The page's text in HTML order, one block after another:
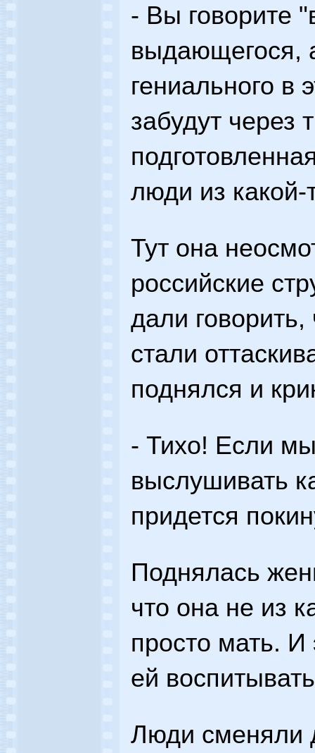
- Вы говорите
выдающегося,
гениального в
забудут через
люди из какой-
Тут она
российские
дали говорить,
стали
поднялся и
- Тихо! Если
выслушивать
придется
Поднялась
что она не из
просто мать.
ей
Люди сменяли